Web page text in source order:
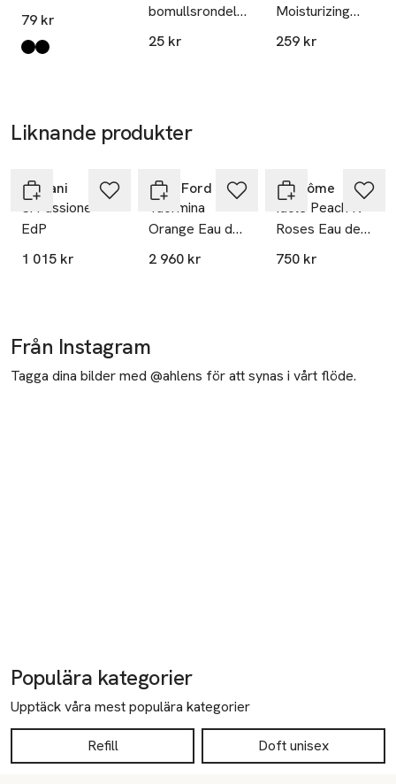
79 kr
Produkten finns i färgerna:
Demi Wispies
Wispies
bomullsrondeller,
80 st
25 kr
Moisturizing
Body Lotion
259 kr
Liknande produkter
Armani
Sí Passione
EdP
1 015 kr
Tom Ford
Taormina
Orange Eau de
Parfum
2 960 kr
Lancôme
Idôle Peach’N
Roses Eau de
Parfum
750 kr
Från Instagram
Tagga dina bilder med @ahlens för att synas i vårt flöde.
Populära kategorier
Upptäck våra mest populära kategorier
Refill Doft unisex